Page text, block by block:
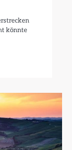
könnte